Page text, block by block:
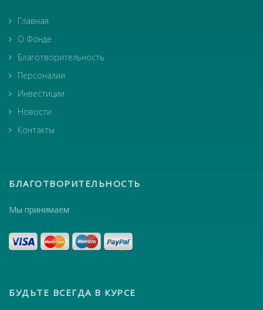
Главная
О Фонде
Благотворительность
Персоналии
Инвестиции
Новости
Контакты
БЛАГОТВОРИТЕЛЬНОСТЬ
Мы принимаем
БУДЬТЕ ВСЕГДА В КУРСЕ